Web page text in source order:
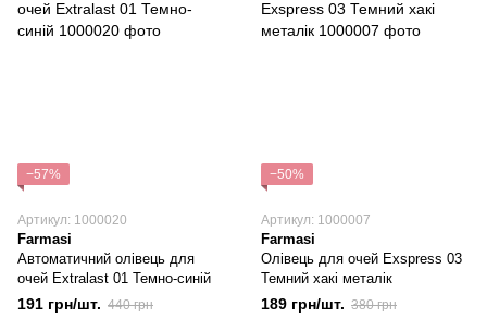
−57%
Артикул: 1000020
Farmasi
Автоматичний олівець для
очей Extralast 01 Темно-синій
191 грн/шт. 440 грн
−50%
Артикул: 1000007
Farmasi
Олівець для очей Exspress 03
Темний хакі металік
189 грн/шт. 380 грн